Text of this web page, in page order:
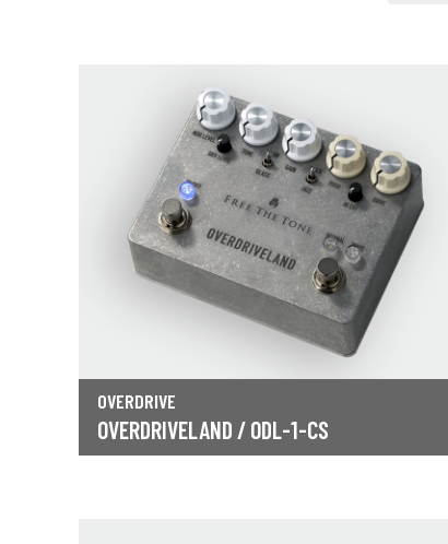
OVERDRIVE
OVERDRIVELAND / ODL-1-CS